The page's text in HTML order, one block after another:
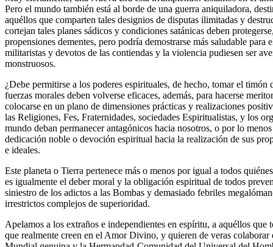
Pero el mundo también está al borde de una guerra aniquiladora,
aquéllos que comparten tales designios de disputas ilimitadas y
cortejan tales planes sádicos y condiciones satánicas deben
propensiones dementes, pero podría demostrarse más saludable para
militaristas y devotos de las contiendas y la violencia pudiesen ser
monstruosos.
¿Debe permitirse a los poderes espirituales, de hecho, tomar el timón
fuerzas morales deben volverse eficaces, además, para hacerse
colocarse en un plano de dimensiones prácticas y realizaciones
las Religiones, Fes, Fraternidades, sociedades Espiritualistas, y los
mundo deban permanecer antagónicos hacia nosotros, o por lo
dedicación noble o devoción espiritual hacia la realización de sus
e ideales.
Este planeta o Tierra pertenece más o menos por igual a todos
es igualmente el deber moral y la obligación espiritual de todos
siniestro de los adictos a las Bombas y demasiado febriles
irrestrictos complejos de superioridad.
Apelamos a los extraños e independientes en espíritu, a aquéllos
que realmente creen en el Amor Divino, y quieren de veras colaborar